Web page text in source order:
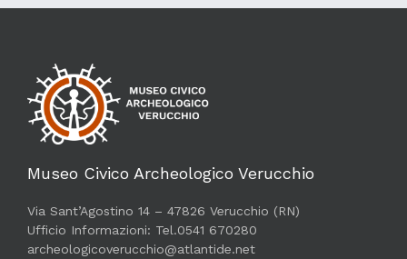
Museo Civico Archeologico Verucchio
Via Sant’Agostino 14 – 47826 Verucchio (RN)
Ufficio Informazioni: Tel.0541 670280
archeologicoverucchio@atlantide.net